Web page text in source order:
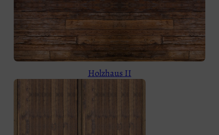
Holzhaus II